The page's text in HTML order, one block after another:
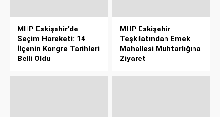
MHP Eskişehir’de
Seçim Hareketi: 14
İlçenin Kongre Tarihleri
Belli Oldu
MHP Eskişehir
Teşkilatından Emek
Mahallesi Muhtarlığına
Ziyaret